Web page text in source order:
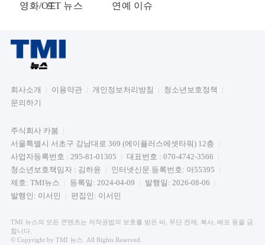
드
영화/OTT 뉴스 연예 이슈
회사소개 이용약관 개인정보처리방침
청소년보호정책
문의하기
주식회사 카붐
서울특별시 서초구 강남대로 369 (에이플러스에셋타워) 12층
사업자등록번호 : 295-81-01305
대표번호 : 070-4742-3566
청소년보호책임자 : 김하윤
인터넷신문 등록번호: 아55395
제호: TMI뉴스
등록일: 2024-04-09
발행일: 2026-08-06
발행인: 이서민
편집인: 이서민
TMI 뉴스의 모든 콘텐츠는 저작권법의 보호를 받은 바, 무단 전재, 복사, 배포 등을 금
합니다.
© Copyright by TMI 뉴스. All Rights Reserved.